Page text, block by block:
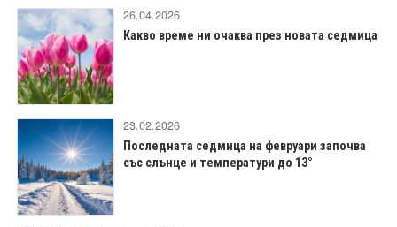
26.04.2026
Какво време ни очаква през новата седмица
23.02.2026
Последната седмица на февруари започва
със слънце и температури до 13°